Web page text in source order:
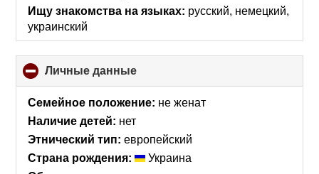
Ищу знакомства на языках: русский, немецкий,
украинский
Личные данные
to
collapse
Семейное положение: не женат
Наличие детей: нет
Этнический тип: европейский
Страна рождения:
Украина